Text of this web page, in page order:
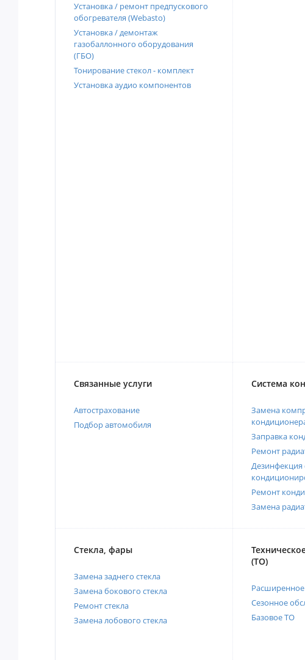
Установка / ремонт предпускового
обогревателя (Webasto)
Установка / демонтаж
газобаллонного оборудования
(ГБО)
Тонирование стекол - комплект
Установка аудио компонентов
Связанные услуги
Автострахование
Подбор автомобиля
Система
Замена
Заправка
Ремонт
Дезинфекция
Ремонт
Замена
Стекла, фары
Замена заднего стекла
Замена бокового стекла
Ремонт стекла
Замена лобового стекла
(ТО)
Сезонное
Базовое ТО